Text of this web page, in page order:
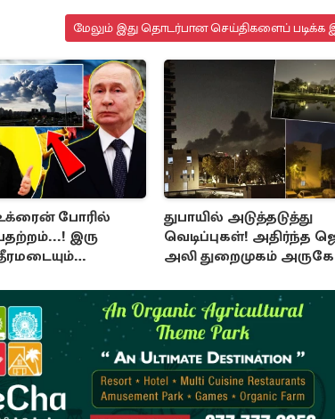
மேலும் இது தொடர்பான செய்திகளைப் படிக்க
போரில்
இரு
துபாயில் அடுத்தடுத்து
வெடிப்புகள்! அதிர்ந்த
அலி துறைமுகம் அருகே